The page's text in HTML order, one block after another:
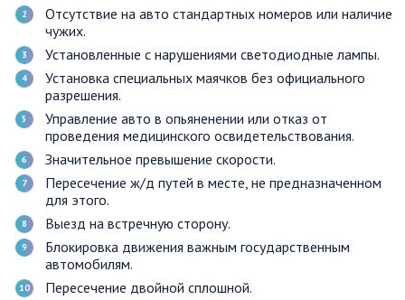
Отсутствие на авто стандартных номеров или наличие
чужих.
Установленные с нарушениями светодиодные лампы.
Установка специальных маячков без официального
разрешения.
Управление авто в опьяненении или отказ от
проведения медицинского освидетельствования.
Значительное превышение скорости.
Пересечение ж/д путей в месте, не предназначенном
для этого.
Выезд на встречную сторону.
Блокировка движения важным государственным
автомобилям.
Пересечение двойной сплошной.